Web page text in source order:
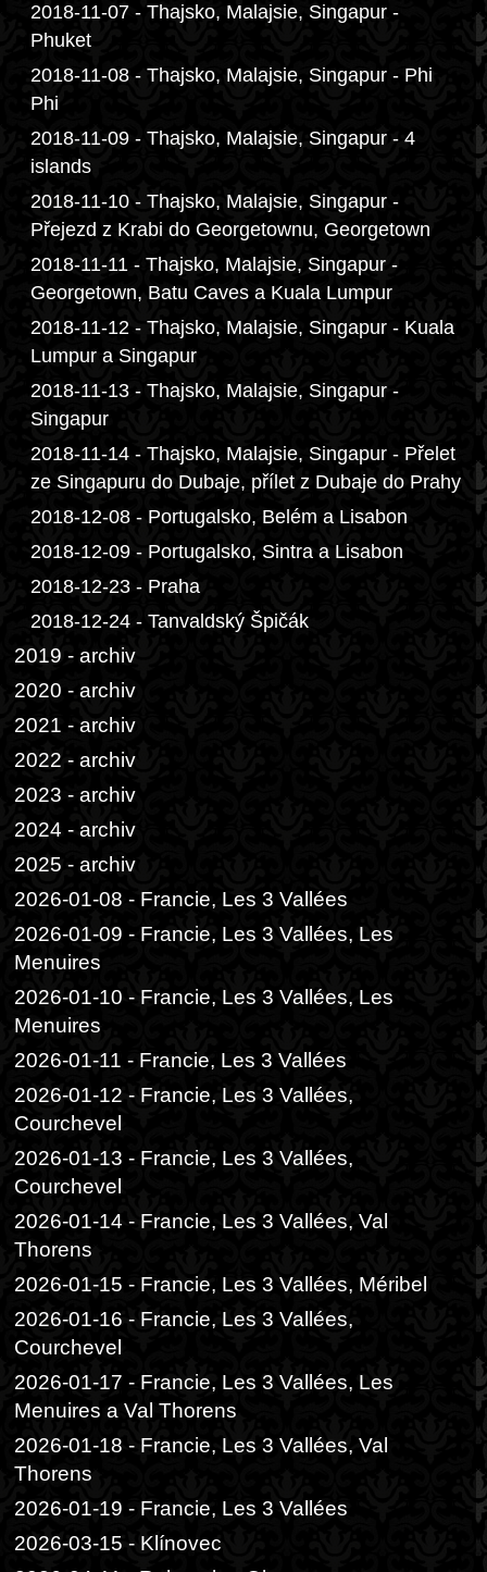
2018-11-07 - Thajsko, Malajsie, Singapur -
Phuket
2018-11-08 - Thajsko, Malajsie, Singapur - Phi
Phi
2018-11-09 - Thajsko, Malajsie, Singapur - 4
islands
2018-11-10 - Thajsko, Malajsie, Singapur -
Přejezd z Krabi do Georgetownu, Georgetown
2018-11-11 - Thajsko, Malajsie, Singapur -
Georgetown, Batu Caves a Kuala Lumpur
2018-11-12 - Thajsko, Malajsie, Singapur - Kuala
Lumpur a Singapur
2018-11-13 - Thajsko, Malajsie, Singapur -
Singapur
2018-11-14 - Thajsko, Malajsie, Singapur - Přelet
ze Singapuru do Dubaje, přílet z Dubaje do Prahy
2018-12-08 - Portugalsko, Belém a Lisabon
2018-12-09 - Portugalsko, Sintra a Lisabon
2018-12-23 - Praha
2018-12-24 - Tanvaldský Špičák
2019 - archiv
2020 - archiv
2021 - archiv
2022 - archiv
2023 - archiv
2024 - archiv
2025 - archiv
2026-01-08 - Francie, Les 3 Vallées
2026-01-09 - Francie, Les 3 Vallées, Les
Menuires
2026-01-10 - Francie, Les 3 Vallées, Les
Menuires
2026-01-11 - Francie, Les 3 Vallées
2026-01-12 - Francie, Les 3 Vallées,
Courchevel
2026-01-13 - Francie, Les 3 Vallées,
Courchevel
2026-01-14 - Francie, Les 3 Vallées, Val
Thorens
2026-01-15 - Francie, Les 3 Vallées, Méribel
2026-01-16 - Francie, Les 3 Vallées,
Courchevel
2026-01-17 - Francie, Les 3 Vallées, Les
Menuires a Val Thorens
2026-01-18 - Francie, Les 3 Vallées, Val
Thorens
2026-01-19 - Francie, Les 3 Vallées
2026-03-15 - Klínovec